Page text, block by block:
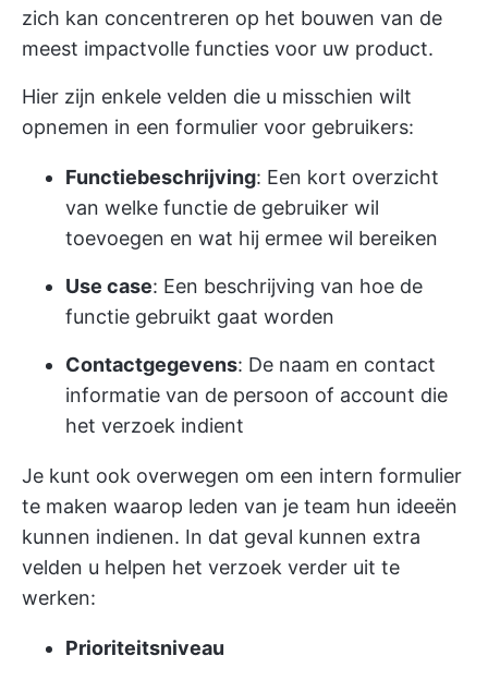
zich kan concentreren op het bouwen van de
meest impactvolle functies voor uw product.
Hier zijn enkele velden die u misschien wilt
opnemen in een formulier voor gebruikers:
Functiebeschrijving: Een kort overzicht
van welke functie de gebruiker wil
toevoegen en wat hij ermee wil bereiken
Use case: Een beschrijving van hoe de
functie gebruikt gaat worden
Contactgegevens: De naam en contact
informatie van de persoon of account die
het verzoek indient
Je kunt ook overwegen om een intern formulier
te maken waarop leden van je team hun ideeën
kunnen indienen. In dat geval kunnen extra
velden u helpen het verzoek verder uit te
werken:
Prioriteitsniveau